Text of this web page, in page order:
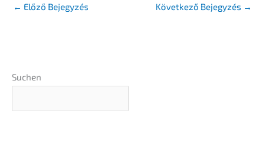
← Előző Bejegyzés Követ­ke­ző Bejegy­zés →
Suchen